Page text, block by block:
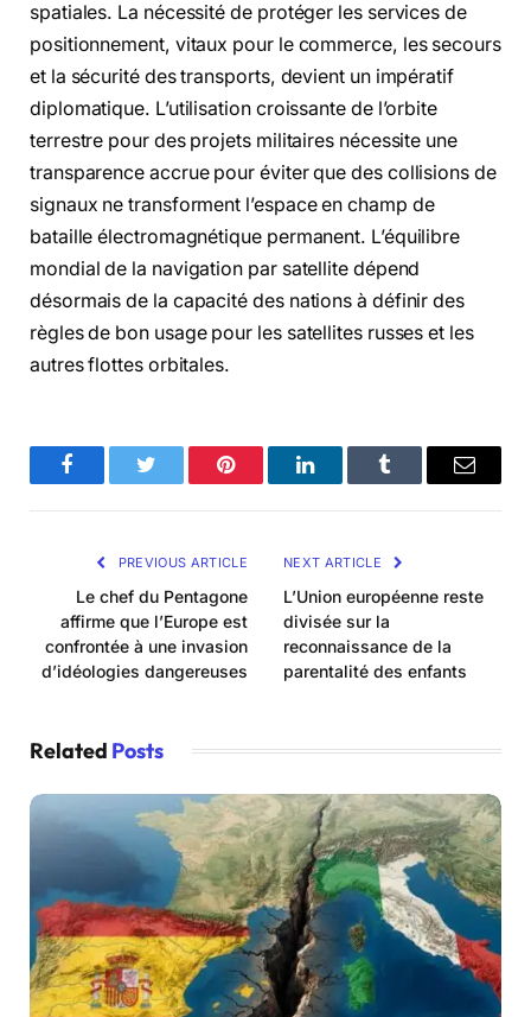
spatiales. La nécessité de protéger les services de
positionnement, vitaux pour le commerce, les secours
et la sécurité des transports, devient un impératif
diplomatique. L’utilisation croissante de l’orbite
terrestre pour des projets militaires nécessite une
transparence accrue pour éviter que des collisions de
signaux ne transforment l’espace en champ de
bataille électromagnétique permanent. L’équilibre
mondial de la navigation par satellite dépend
désormais de la capacité des nations à définir des
règles de bon usage pour les satellites russes et les
autres flottes orbitales.
FacebookTwitter Pinterest LinkedInTumblr Email
PREVIOUS ARTICLE
Le chef du Pentagone
affirme que l’Europe est
confrontée à une invasion
d’idéologies dangereuses
NEXT ARTICLE
L’Union européenne reste
divisée sur la
reconnaissance de la
parentalité des enfants
Related Posts